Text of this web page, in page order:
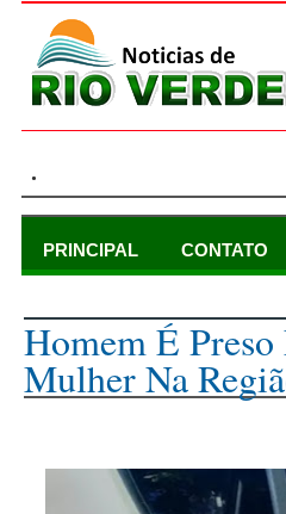
.
PRINCIPAL CONTATO
Homem É
Mulher Na